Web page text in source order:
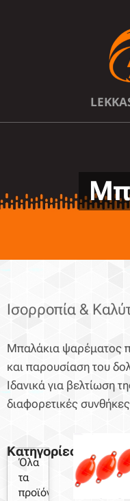
Ισορροπία &
Μπαλάκια ψαρέματος
και παρουσίαση του
Ιδανικά για βελτίωση
διαφορετικές
Κατηγορίες
Όλα
τα
προϊόντα